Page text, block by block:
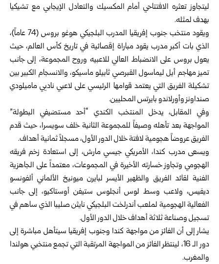
ليتجاوز تعثره الافتتاحي أمام المكسيك والتعادل الإيجابي مع تشيكيا
بهدف لمثله.
ويقود منتخب جنوب إفريقيا المدرب البلجيكي هوغو بروس (74 عاماً)،
الذي بات أكبر مدرب يقود مباراة إقصائية في تاريخ كأس العالم، حيث
يعول بروس على الانضباط العالي للاعبيه وروح المجموعة، إلى جانب
تميز مهاجم أيل ليماسول القبرصي ثابيلو ماسيكو، والانسجام الكبير بين
تشكيلة الفريق التي يعتمد قوامها الرئيسي على لاعبي ناديي ماميلودي
صنداونز وأورلاندو بايرتس المحليين.
وفي المقابل، يدخل المنتخب الكندي “أحد مستضيفي البطولة”
المواجهة بعد تأهله وصيفاً للمجموعة الثانية خلف سويسرا، حيث قدم
الفريق عروضاً هجومية لافتة خلال الدور الأول، مسجلاً ثمانية أهداف.
ويسعى مدرب كندا، الأمريكي جيسي مارش، إلى استعادة زخم فريقه
الهجومي وتجاوز خسارته الأخيرة في المجموعات، معتمداً على الجاهزية
الفنية لقائد الفريق والظهير الأيسر لبايرن ميونيخ الألماني ألفونسو
ديفيس، ولاعب وسط لوس أنجلوس ستيفن أوستاكيو، إلى جانب
الفعالية الهجومية لملعب أندرلخت البلجيكي نايثن صليبا الذي ساهم في
تسجيل وصناعة ثلاثة أهداف خلال الدور الأول.
يشار إلى أن الفائز من مواجهة كندا وجنوب إفريقيا سيتأهل مباشرة إلى
دور الـ 16، لينتظر الفائز من المواجهة المرتقبة التي تجمع منتخبي هولندا
والمغرب.